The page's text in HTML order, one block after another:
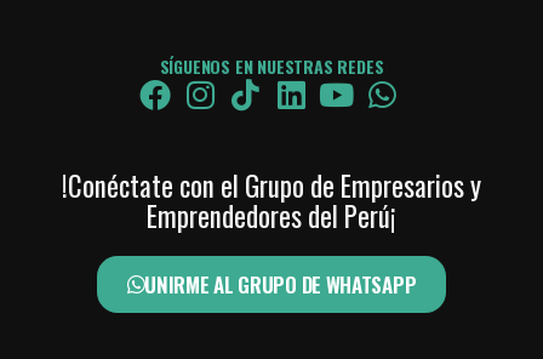
SÍGUENOS EN NUESTRAS REDES
!Conéctate con el Grupo de Empresarios y
Emprendedores del Perú¡
UNIRME AL GRUPO DE WHATSAPP